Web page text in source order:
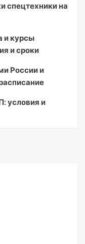
спецтехники на
и курсы
и сроки
России и
условия и